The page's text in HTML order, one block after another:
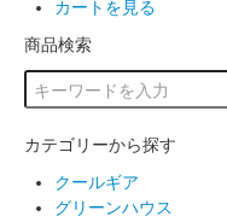
カートを見る
商品検索
カテゴリーから探す
クールギア
グリーンハウス